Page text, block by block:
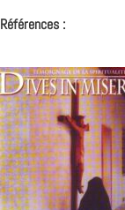
Références :